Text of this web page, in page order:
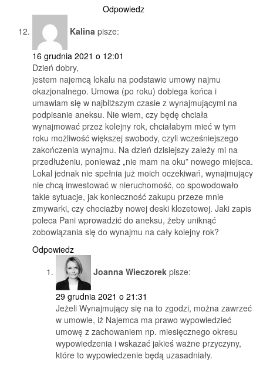
Odpowiedz
Kalina pisze:
16 grudnia 2021 o 12:01
Dzień dobry,
jestem najemcą lokalu na podstawie umowy najmu
okazjonalnego. Umowa (po roku) dobiega końca i
umawiam się w najbliższym czasie z wynajmującymi na
podpisanie aneksu. Nie wiem, czy będę chciała
wynajmować przez kolejny rok, chciałabym mieć w tym
roku możliwość większej swobody, czyli wcześniejszego
zakończenia wynajmu. Na dzień dzisiejszy zależy mi na
przedłużeniu, ponieważ „nie mam na oku” nowego miejsca.
Lokal jednak nie spełnia już moich oczekiwań, wynajmujący
nie chcą inwestować w nieruchomość, co spowodowało
takie sytuacje, jak konieczność zakupu przeze mnie
zmywarki, czy chociażby nowej deski klozetowej. Jaki zapis
poleca Pani wprowadzić do aneksu, żeby uniknąć
zobowiązania się do wynajmu na cały kolejny rok?
Odpowiedz
Joanna Wieczorek pisze:
29 grudnia 2021 o 21:31
Jeżeli Wynajmujący się na to zgodzi, można zawrzeć
w umowie, iż Najemca ma prawo wypowiedzieć
umowę z zachowaniem np. miesięcznego okresu
wypowiedzenia i wskazać jakieś ważne przyczyny,
które to wypowiedzenie będą uzasadniały.